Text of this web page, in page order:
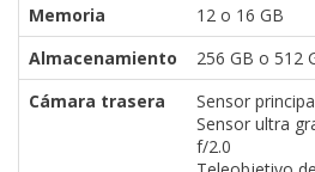
Memoria
12 o 16 GB
Almacenamiento
256 GB o 512
Cámara trasera
Sensor
Sensor ultra
f/2.0